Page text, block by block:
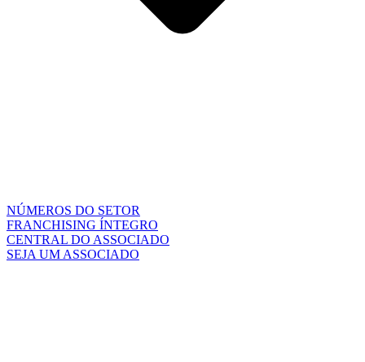
NÚMEROS DO SETOR
FRANCHISING ÍNTEGRO
CENTRAL DO ASSOCIADO
SEJA UM ASSOCIADO